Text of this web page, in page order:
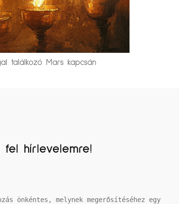
találkozó Mars kapcsán
fel hírlevelemre!
önkéntes, melynek megerősítéséhez egy